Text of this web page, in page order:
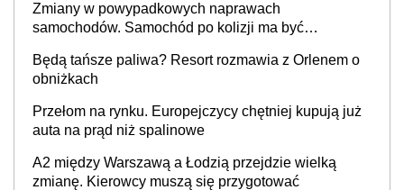
Zmiany w powypadkowych naprawach
samochodów. Samochód po kolizji ma być
producenta
Będą tańsze paliwa? Resort rozmawia z Orlenem o
obniżkach
Przełom na rynku. Europejczycy chętniej kupują już
auta na prąd niż spalinowe
A2 między Warszawą a Łodzią przejdzie wielką
zmianę. Kierowcy muszą się przygotować